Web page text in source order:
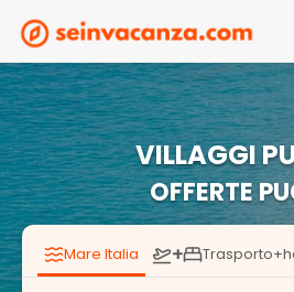
VILLAGGI
OFFERTE
Mare Italia +